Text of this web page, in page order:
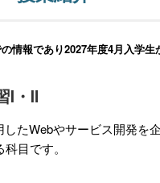
情報であり2027年度4月入学生
Ⅰ・Ⅱ
たWebやサービス開発を
目です。